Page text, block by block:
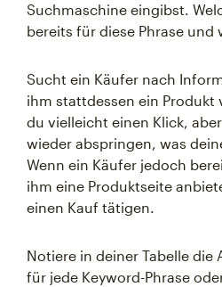
Suchmaschine eingibst.
bereits für diese Phrase und
Sucht ein Käufer nach
ihm stattdessen ein Produkt
du vielleicht einen Klick,
wieder abspringen, was
Wenn ein Käufer jedoch
ihm eine Produktseite
einen Kauf tätigen.
Notiere in deiner Tabelle die
für jede Keyword-Phrase